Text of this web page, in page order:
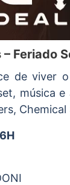
Feriado
de viver
música